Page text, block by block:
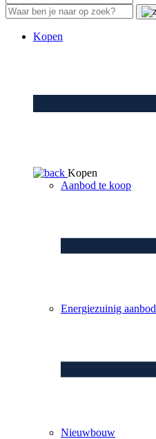
Kopen
Kopen
Aanbod te koop
Energiezuinig aanbod
Nieuwbouw